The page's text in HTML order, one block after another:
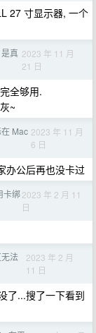
27 寸显示器, 一个
真 2023 年 11 月
21 日
全够用.
~
Mac 2023 年 11 月
6 日
办公后再也没卡过
卡绑2023 年 2 月 11
日
法
2023 年 2 月
11 日
了...搜了一下看到